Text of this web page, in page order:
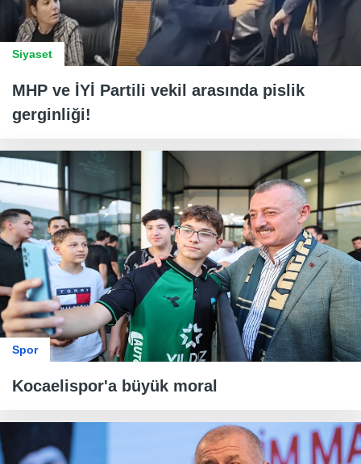
Siyaset
MHP ve İYİ Partili vekil arasında pislik
gerginliği!
Spor
Kocaelispor'a büyük moral